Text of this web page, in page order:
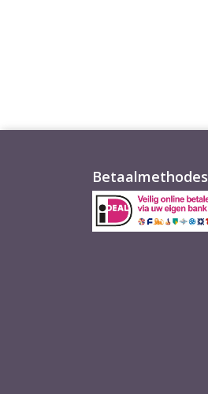
Betaalmethodes